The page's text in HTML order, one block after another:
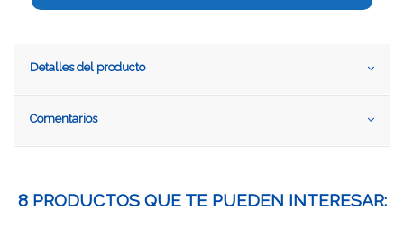
Detalles del producto
Comentarios
8 PRODUCTOS QUE TE PUEDEN INTERESAR: